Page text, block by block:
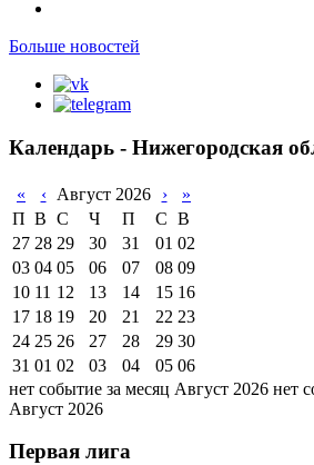
Больше новостей
Календарь - Нижегородская
« ‹ Август 2026 ›
»
П В С Ч П С В
27 28 29 30 31 01 02
03 04 05 06 07 08 09
10 11 12 13 14 15 16
17 18 19 20 21 22 23
24 25 26 27 28 29 30
31 01 02 03 04 05 06
нет событие за месяц Август 2026 нет
Август 2026
Первая лига